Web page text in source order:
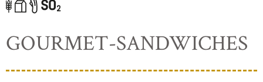
GOURMET-SANDWICHES